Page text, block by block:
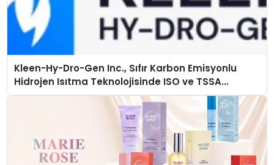
Kleen-Hy-Dro-Gen Inc., Sıfır Karbon Emisyonlu
Hidrojen Isıtma Teknolojisinde ISO ve TSSA
Düzenleyici Onaylarını Aldı